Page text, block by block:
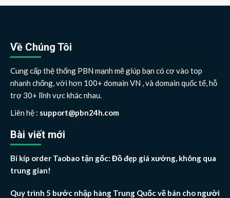
Về Chúng Tôi
Cung cấp thệ thống PBN mạnh mẽ giúp bạn có cơ vào top
nhanh chống, với hơn 100+ domain VN , và domain quốc tế, hỗ
trợ 30+ lĩnh vực khác nhau.
Liên hệ : support@pbn24h.com
Bài viết mới
Bí kíp order Taobao tận gốc: Đồ đẹp giá xưởng, không qua
trung gian!
Quy trình 5 bước nhập hàng Trung Quốc về bán cho người